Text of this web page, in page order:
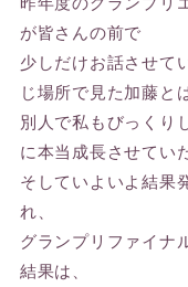
が皆さんの前で
少しだけお話させて
じ場所で見た加藤と
別人で私もびっくり
に本当成長させてい
そしていよいよ結果
れ、
グランプリファイナ
結果は、